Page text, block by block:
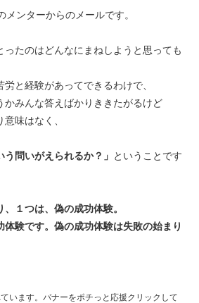
ンターからのメールです。
たのはどんなにまねしようと思っても
と経験があってできるわけで、
かみんな答えばかりききたがるけど
味はなく、
う問いがえられるか？」 ということです
１つは、偽の成功体験。
体験です。偽の成功体験は失敗の始まり
います。バナーをポチっと応援クリックして